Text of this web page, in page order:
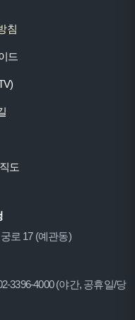
침
드
도
로 17 (예관동)
3396-4000 (야간, 공휴일/당